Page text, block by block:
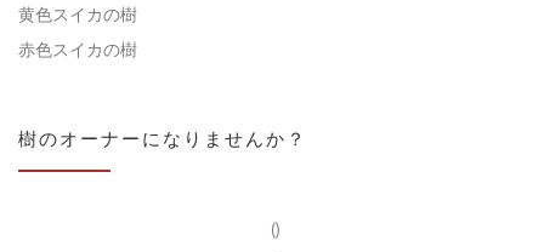
黄色スイカの樹
赤色スイカの樹
樹のオーナーになりませんか？
()